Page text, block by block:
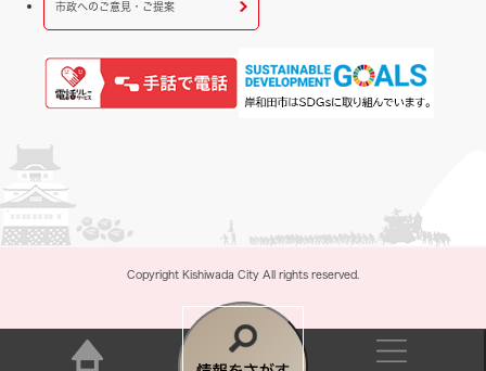
市政へのご意見・ご提案
Copyright Kishiwada City All rights reserved.